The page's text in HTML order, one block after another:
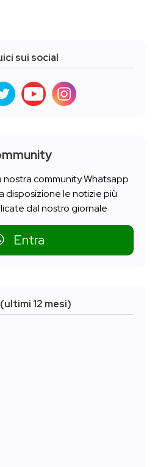
sui social
nostra community Whatsapp
disposizione le notizie più
dal nostro giornale
Entra
12 mesi)